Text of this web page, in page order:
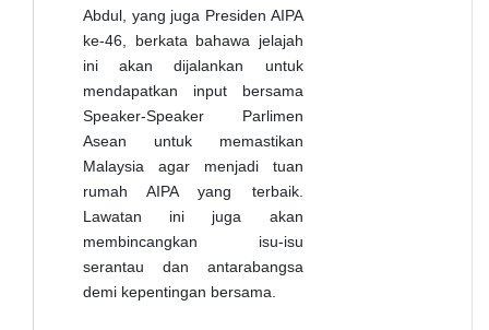
Abdul, yang juga Presiden AIPA
ke-46, berkata bahawa jelajah
ini akan dijalankan untuk
mendapatkan input bersama
Speaker-Speaker Parlimen
Asean untuk memastikan
Malaysia agar menjadi tuan
rumah AIPA yang terbaik.
Lawatan ini juga akan
membincangkan isu-isu
serantau dan antarabangsa
demi kepentingan bersama.